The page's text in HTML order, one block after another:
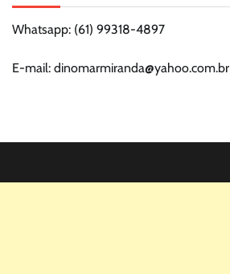
Whatsapp: (61) 99318-4897
E-mail: dinomarmiranda@yahoo.com.br